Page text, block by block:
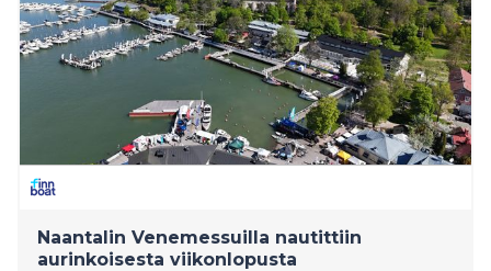
Naantalin Venemessuilla nautittiin
aurinkoisesta viikonlopusta